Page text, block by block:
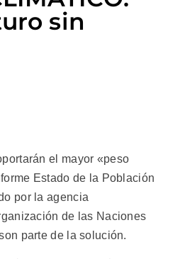
sin
el mayor «peso
Estado de la Población
por la agencia
de las Naciones
parte de la solución.